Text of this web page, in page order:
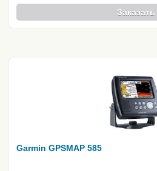
Заказать
Garmin GPSMAP 585